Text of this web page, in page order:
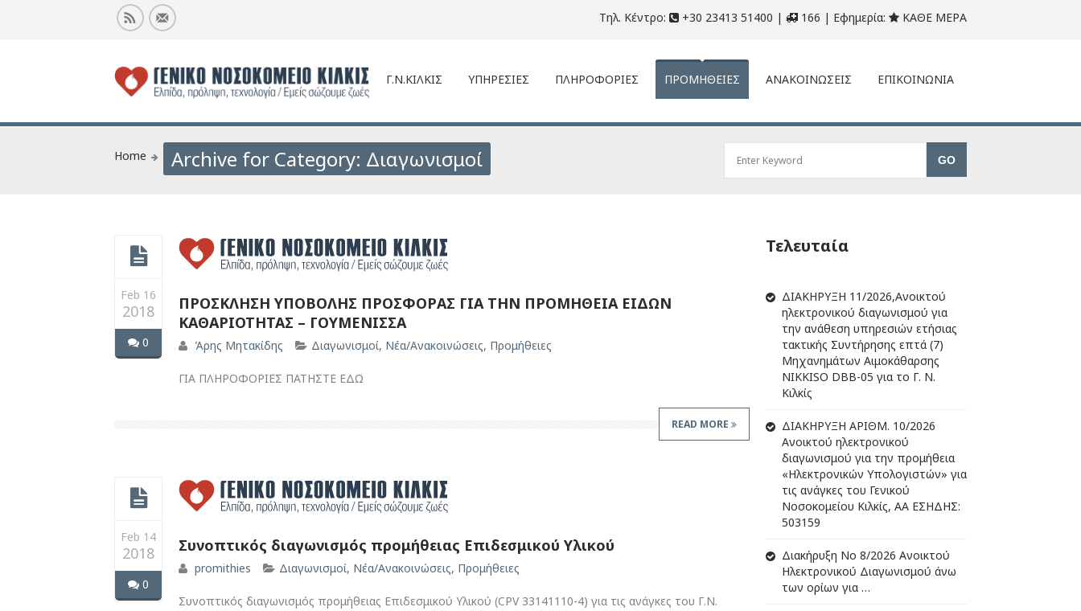
Τηλ. Κέντρο: +30 23413 51400 | 166 | Εφημερία: ΚΑΘΕ ΜΕΡΑ
Γ.Ν.ΚΙΛΚΙΣ ΥΠΗΡΕΣΙΕΣ ΠΛΗΡΟΦΟΡΙΕΣ ΠΡΟΜΗΘΕΙΕΣ ΑΝΑΚΟΙΝΩΣΕΙΣ ΕΠΙΚΟΙΝΩΝΙΑ
Home Archive for Category: Διαγωνισμοί
Feb 16
2018
0
ΠΡΟΣΚΛΗΣΗ ΥΠΟΒΟΛΗΣ ΠΡΟΣΦΟΡΑΣ ΓΙΑ ΤΗΝ ΠΡΟΜΗΘΕΙΑ ΕΙΔΩΝ
ΚΑΘΑΡΙΟΤΗΤΑΣ – ΓΟΥΜΕΝΙΣΣΑ
Άρης Μητακίδης Διαγωνισμοί, Νέα/Ανακοινώσεις, Προμήθειες
ΓΙΑ ΠΛΗΡΟΦΟΡΙΕΣ ΠΑΤΗΣΤΕ ΕΔΩ
READ MORE
Feb 14
2018
0
Συνοπτικός διαγωνισμός προμήθειας Επιδεσμικού Υλικού
promithies Διαγωνισμοί, Νέα/Ανακοινώσεις, Προμήθειες
Συνοπτικός διαγωνισμός προμήθειας Επιδεσμικού Υλικού (CPV 33141110-4) για τις ανάγκες του Γ.Ν.
Τελευταία
ΔIΑΚΗΡΥΞΗ 11/2026,Ανοικτού
ηλεκτρονικού διαγωνισμού για
την ανάθεση υπηρεσιών ετήσιας
τακτικής Συντήρησης επτά (7)
Μηχανημάτων Αιμοκάθαρσης
NIKKISO DBB-05 για το Γ. Ν.
Κιλκίς
ΔIΑΚΗΡΥΞΗ ΑΡIΘΜ. 10/2026
Ανοικτού ηλεκτρονικού
διαγωνισμού για την προμήθεια
«Ηλεκτρονικών Υπολογιστών» για
τις ανάγκες του Γενικού
Νοσοκομείου Κιλκίς, ΑΑ ΕΣΗΔΗΣ:
503159
Διακήρυξη Νο 8/2026 Ανοικτού
Ηλεκτρονικού Διαγωνισμού άνω
των ορίων για …